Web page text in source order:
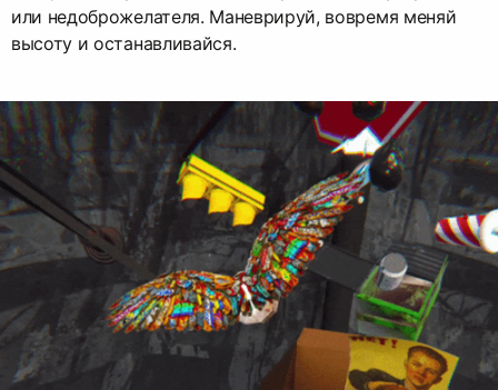
или недоброжелателя. Маневрируй, вовремя меняй
высоту и останавливайся.